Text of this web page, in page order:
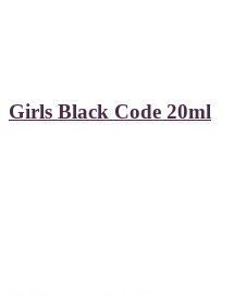
Girls Black Code 20ml